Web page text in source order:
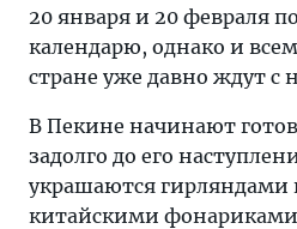
20 января и 20 февраля
календарю, однако и
стране уже давно ждут с
В Пекине начинают
задолго до его
украшаются
китайскими